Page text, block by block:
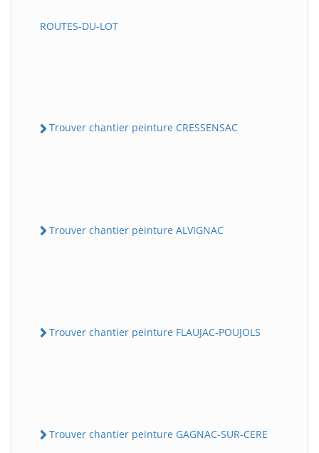
ROUTES-DU-LOT
Trouver chantier peinture CRESSENSAC
Trouver chantier peinture ALVIGNAC
Trouver chantier peinture FLAUJAC-POUJOLS
Trouver chantier peinture GAGNAC-SUR-CERE